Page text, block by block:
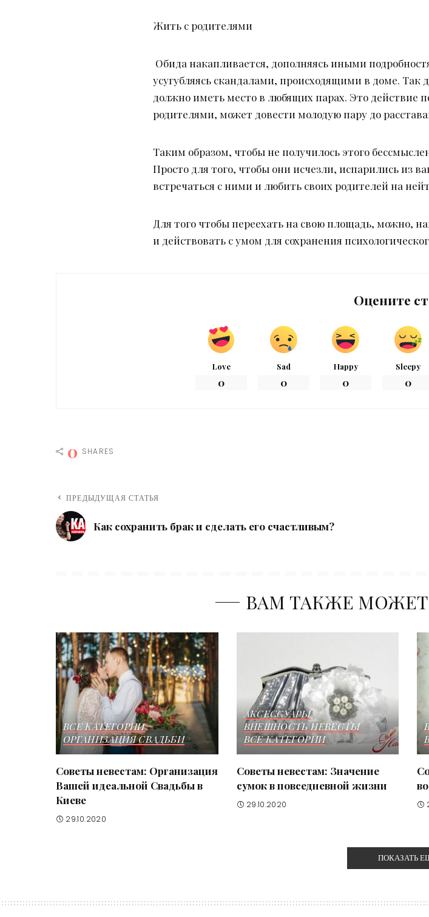
Жить с родителями
Обида накапливается, дополняясь иными
усугубляясь скандалами, происходящими в доме.
должно иметь место в любящих парах. Это действие
родителями, может довести молодую пару до
Таким образом, чтобы не получилось этого
Просто для того, чтобы они исчезли, испарились из
встречаться с ними и любить своих родителей на
Для того чтобы переехать на свою площадь, можно,
и действовать с умом для сохранения
Оцените
Love
0
Sad
0
Happy
0
Sleepy
0
0 SHARES
ПРЕДЫДУЩАЯ СТАТЬЯ
Как сохранить брак и сделать его счастливым?
ВАМ ТАКЖЕ
ВСЕ КАТЕГОРИИ
ОРГАНИЗАЦИЯ СВАДЬБИ
Советы невестам: Организация
Вашей идеальной Свадьбы в
Киеве
29.10.2020
АКСЕССУАРЫ
ВНЕШНОСТЬ НЕВЕСТЫ
ВСЕ КАТЕГОРИИ
Советы невестам: Значение
сумок в повседневной жизни
29.10.2020
ПОКАЗАТЬ